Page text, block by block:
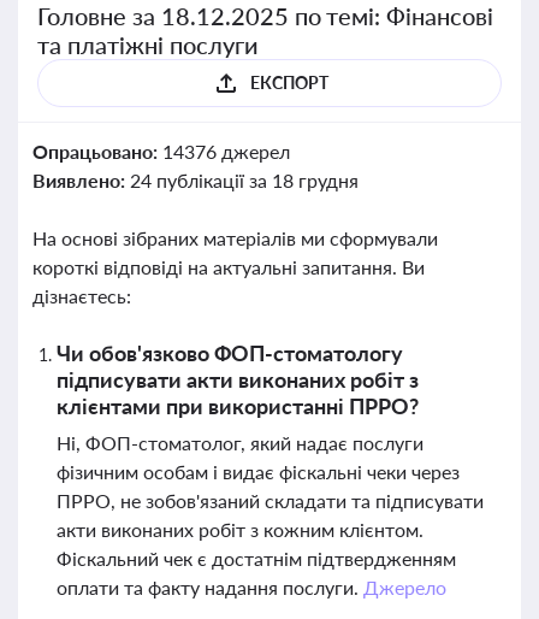
Головне за 18.12.2025 по темі: Фінансові
та платіжні послуги
ЕКСПОРТ
Опрацьовано: 14376 джерел
Виявлено: 24 публікації за 18 грудня
На основі зібраних матеріалів ми сформували
короткі відповіді на актуальні запитання. Ви
дізнаєтесь:
Чи обов'язково ФОП-стоматологу
підписувати акти виконаних робіт з
клієнтами при використанні ПРРО?
Ні, ФОП-стоматолог, який надає послуги
фізичним особам і видає фіскальні чеки через
ПРРО, не зобов'язаний складати та підписувати
акти виконаних робіт з кожним клієнтом.
Фіскальний чек є достатнім підтвердженням
оплати та факту надання послуги. Джерело